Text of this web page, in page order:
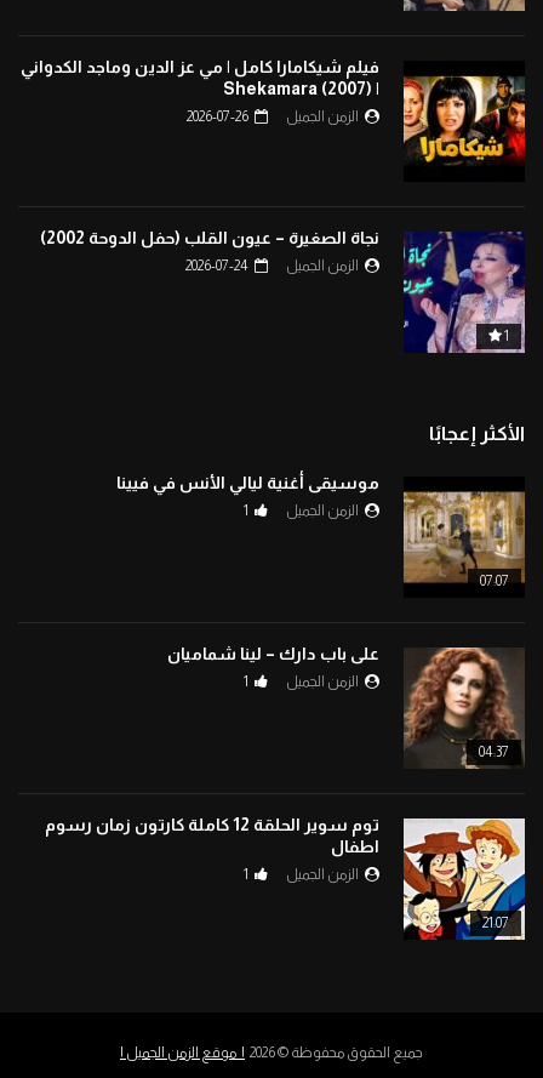
فيلم شيكامارا كامل | مي عز الدين وماجد الكدواني
| Shekamara (2007)
الزمن الجميل 2026-07-26
1
نجاة الصغيرة – عيون القلب (حفل الدوحة 2002)
الزمن الجميل 2026-07-24
الأكثر إعجابًا
07:07
موسيقى أغنية ليالي الأنس في فيينا
الزمن الجميل 1
04:37
على باب دارك – لينا شماميان
الزمن الجميل 1
21:07
توم سوير الحلقة 12 كاملة كارتون زمان رسوم
اطفال
الزمن الجميل 1
جميع الحقوق محفوظة © 2026 | موقع الزمن الجميل |